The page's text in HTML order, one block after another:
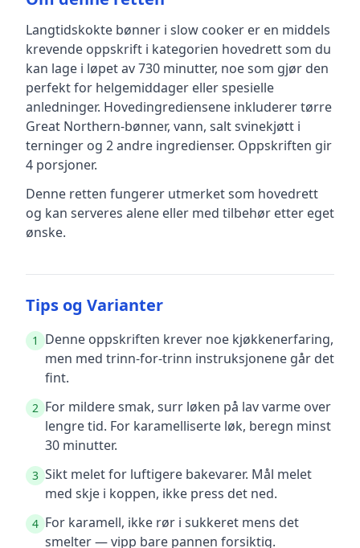
Langtidskokte bønner i slow cooker er en middels
krevende oppskrift i kategorien hovedrettsom du
kan lage i løpet av 730 minutter, noe som gjør den
perfekt for helgemiddager eller spesielle
anledninger. Hovedingrediensene inkluderertørre
Great Northern-bønner, vann, salt svinekjøtt i
terninger og 2 andre ingredienser. Oppskriften gir
4 porsjoner.
Denne retten fungerer utmerket som hovedrett
og kan serveres alene eller med tilbehør etter eget
ønske.
Tips og Varianter
1
Denne oppskriften krever noe kjøkkenerfaring,
men med trinn-for-trinn instruksjonene går det
fint.
2 For mildere smak, surr løken på lav varme over
lengre tid. For karamelliserte løk, beregn minst
30 minutter.
3 Sikt melet for luftigere bakevarer. Mål melet
med skje i koppen, ikke press det ned.
4 For karamell, ikke rør i sukkeret mens det
smelter — vipp bare pannen forsiktig.